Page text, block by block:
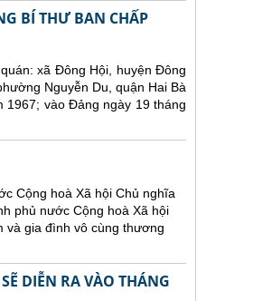
BÍ THƯ BAN CHẤP
xã Đông Hội, huyện Đông
Nguyễn Du, quận Hai Bà
1967; vào Đảng ngày 19 tháng
Cộng hoà Xã hội Chủ nghĩa
phủ nước Cộng hoà Xã hội
và gia đình vô cùng thương
DIỄN RA VÀO THÁNG